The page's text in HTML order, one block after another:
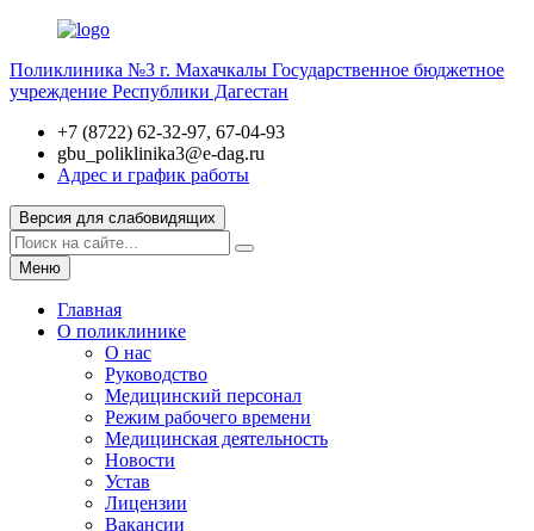
Поликлиника №3 г. Махачкалы Государственное бюджетное
учреждение Республики Дагестан
+7 (8722) 62-32-97, 67-04-93
gbu_poliklinika3@e-dag.ru
Адрес и график работы
Версия для слабовидящих
Меню
Главная
О поликлинике
О нас
Руководство
Медицинский персонал
Режим рабочего времени
Медицинская деятельность
Новости
Устав
Лицензии
Вакансии